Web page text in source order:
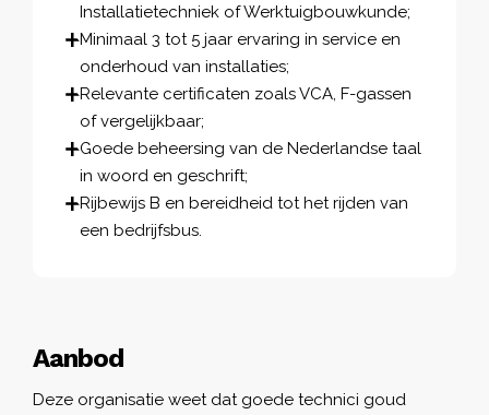
Aanbod
Deze organisatie weet dat goede technici goud
Installatietechniek of Werktuigbouwkunde;
Minimaal 3 tot 5 jaar ervaring in service en
onderhoud van installaties;
Relevante certificaten zoals VCA, F-gassen
of vergelijkbaar;
Goede beheersing van de Nederlandse taal
in woord en geschrift;
Rijbewijs B en bereidheid tot het rijden van
een bedrijfsbus.